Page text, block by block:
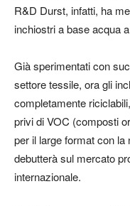
R&D Durst, infatti, ha
inchiostri a base acqua
Già sperimentati con
settore tessile, ora gli
completamente
privi di VOC (composti
per il large format con la
debutterà sul mercato
internazionale.